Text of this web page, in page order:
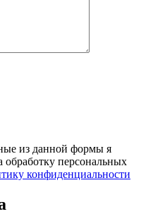
из данной формы я
обработку персональных
конфиденциальности